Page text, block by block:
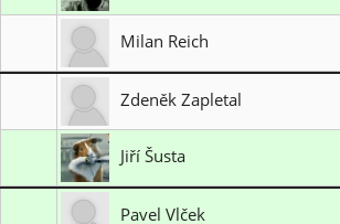
Milan Reich
TJ Sokol Praha Vršovice
Zdeněk Zapletal
Jiří Šusta
LO TJ Start Brno
Pavel Vlček